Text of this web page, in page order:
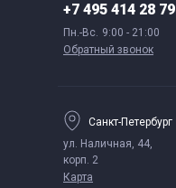
+7 495 414 28 79
Пн.-Вс. 9:00 - 21:00
Обратный звонок
Санкт-Петербург
ул. Наличная, 44,
корп. 2
Карта